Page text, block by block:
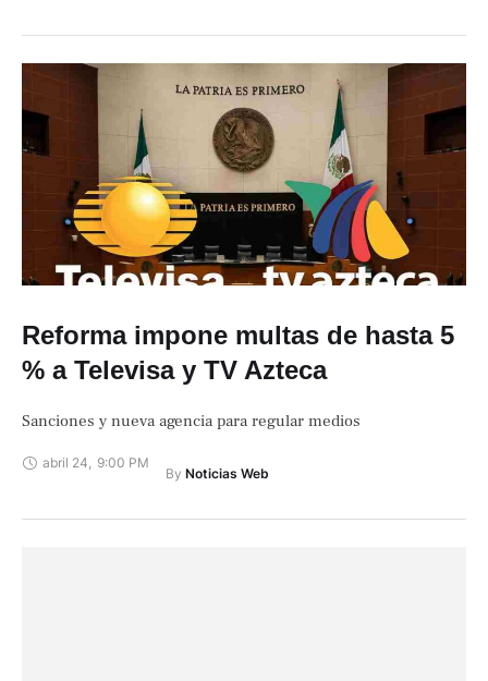
Reforma impone multas de hasta 5
% a Televisa y TV Azteca
Sanciones y nueva agencia para regular medios
abril 24, 9:00 PM
By Noticias Web